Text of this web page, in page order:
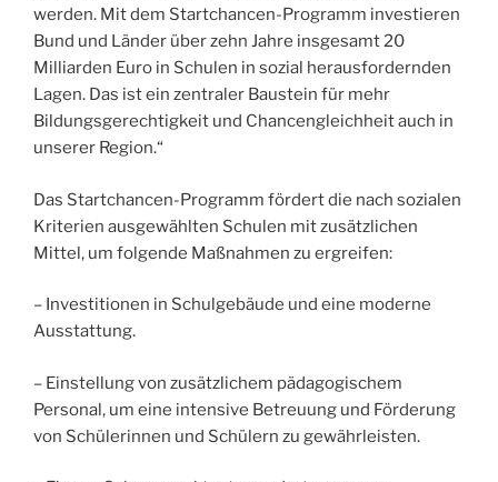
werden. Mit dem Startchancen-Programm investieren
Bund und Länder über zehn Jahre insgesamt 20
Milliarden Euro in Schulen in sozial herausfordernden
Lagen. Das ist ein zentraler Baustein für mehr
Bildungsgerechtigkeit und Chancengleichheit auch in
unserer Region.“
Das Startchancen-Programm fördert die nach sozialen
Kriterien ausgewählten Schulen mit zusätzlichen
Mittel, um folgende Maßnahmen zu ergreifen:
– Investitionen in Schulgebäude und eine moderne
Ausstattung.
– Einstellung von zusätzlichem pädagogischem
Personal, um eine intensive Betreuung und Förderung
von Schülerinnen und Schülern zu gewährleisten.